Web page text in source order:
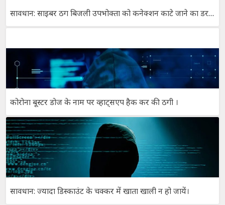
सावधान: साइबर ठग बिजली उपभोक्ता को कनेक्शन काटे जाने का डर दिखाकर, कर रहे है ठगी।
कोरोना बूस्टर डोज के नाम पर व्हाट्सएप हैक कर की ठगी ।
सावधान: ज्यादा डिस्काउंट के चक्कर में खाता खाली न हो जायें।